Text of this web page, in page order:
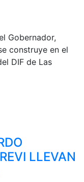
Gobernador,
construye en el
DIF de Las
LLEVAN